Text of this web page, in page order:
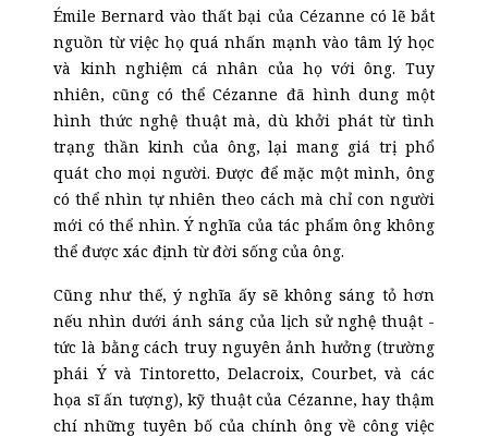
Émile Bernard vào thất bại của Cézanne có lẽ bắt
nguồn từ việc họ quá nhấn mạnh vào tâm lý học
và kinh nghiệm cá nhân của họ với ông. Tuy
nhiên, cũng có thể Cézanne đã hình dung một
hình thức nghệ thuật mà, dù khởi phát từ tình
trạng thần kinh của ông, lại mang giá trị phổ
quát cho mọi người. Được để mặc một mình, ông
có thể nhìn tự nhiên theo cách mà chỉ con người
mới có thể nhìn. Ý nghĩa của tác phẩm ông không
thể được xác định từ đời sống của ông.
Cũng như thế, ý nghĩa ấy sẽ không sáng tỏ hơn
nếu nhìn dưới ánh sáng của lịch sử nghệ thuật -
tức là bằng cách truy nguyên ảnh hưởng (trường
phái Ý và Tintoretto, Delacroix, Courbet, và các
họa sĩ ấn tượng), kỹ thuật của Cézanne, hay thậm
chí những tuyên bố của chính ông về công việc